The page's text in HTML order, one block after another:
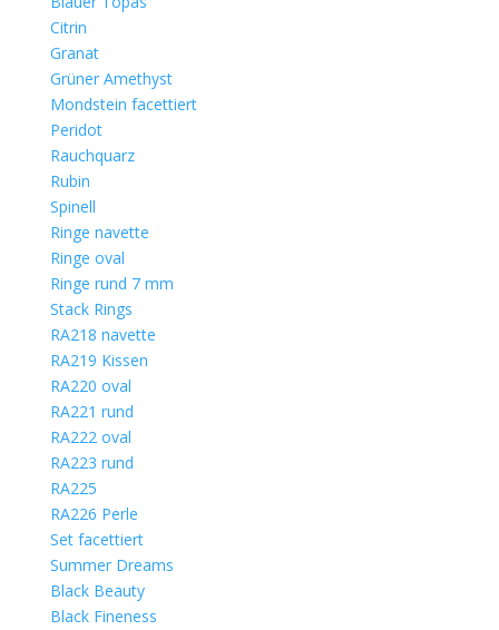
Citrin
Granat
Grüner Amethyst
Mondstein facettiert
Peridot
Rauchquarz
Rubin
Spinell
Ringe navette
Ringe oval
Ringe rund 7 mm
Stack Rings
RA218 navette
RA219 Kissen
RA220 oval
RA221 rund
RA222 oval
RA223 rund
RA225
RA226 Perle
Set facettiert
Summer Dreams
Black Beauty
Black Fineness